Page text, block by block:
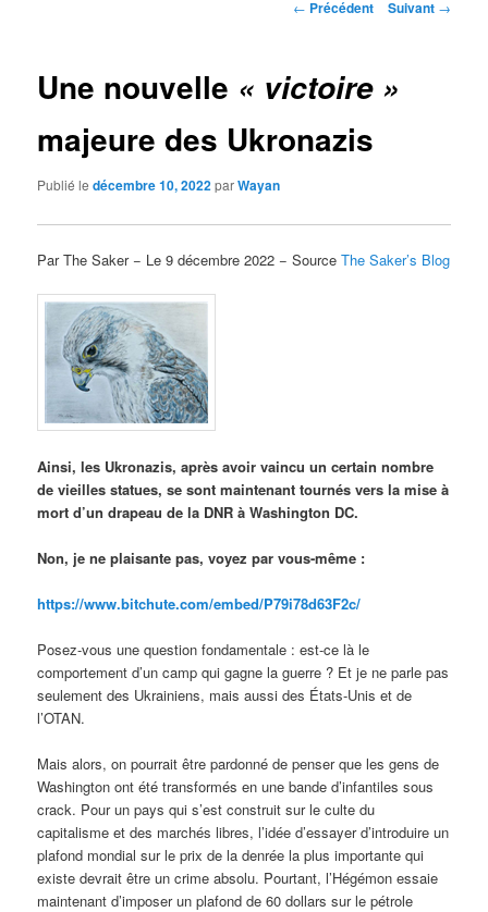
Navigation
← Précédent Suivant →
Une nouvelle « victoire »
majeure des Ukronazis
Publié ledécembre 10, 2022parWayan
Par The Saker − Le 9 décembre 2022 − SourceThe Saker’s Blog
Ainsi, les Ukronazis, après avoir vaincu un certain nombre
de vieilles statues, se sont maintenant tournés vers la mise à
mort d’un drapeau de la DNR à Washington DC.
Non, je ne plaisante pas, voyez par vous-même :
https://www.bitchute.com/embed/P79i78d63F2c/
Posez-vous une question fondamentale : est-ce là le
comportement d’un camp qui gagne la guerre ? Et je ne parle pas
seulement des Ukrainiens, mais aussi des États-Unis et de
l’OTAN.
Mais alors, on pourrait être pardonné de penser que les gens de
Washington ont été transformés en une bande d’infantiles sous
crack. Pour un pays qui s’est construit sur le culte du
capitalisme et des marchés libres, l’idée d’essayer d’introduire un
plafond mondial sur le prix de la denrée la plus importante qui
existe devrait être un crime absolu. Pourtant, l’Hégémon essaie
maintenant d’imposer un plafond de 60 dollars sur le pétrole